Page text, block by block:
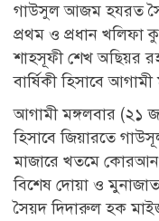
গাউসুল আজম হযরত
প্রথম ও প্রধান
শাহসূফী শেখ অছিয়র
বার্ষিকী হিসাবে
আগামী মঙ্গলবার (২১
হিসাবে জিয়ারতে
মাজারে খতমে
বিশেষ দোয়া ও
সৈয়দ দিদারুল হক